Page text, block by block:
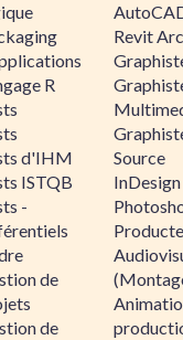
R
d'IHM
ISTQB
-
de
de
Revit
Source